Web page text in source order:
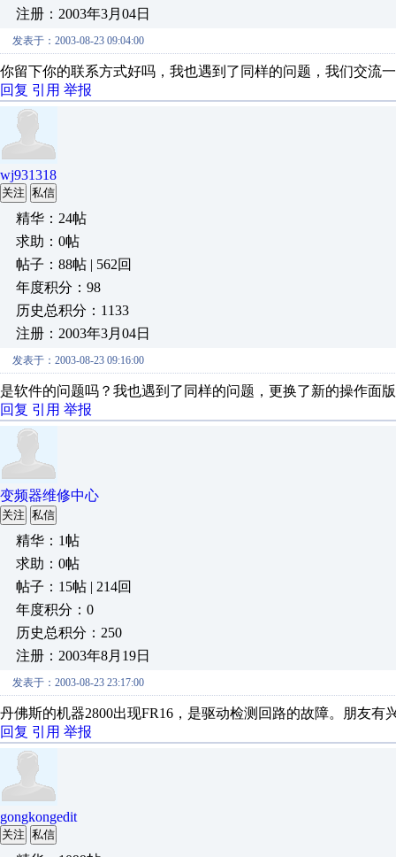
注册：2003年3月04日
发表于：2003-08-23 09:04:00
你留下你的联系方式好吗，我也遇到了同样的问题，我们交流
回复 引用 举报
wj931318
关注 私信
精华：24帖
求助：0帖
帖子：88帖 | 562回
年度积分：98
历史总积分：1133
注册：2003年3月04日
发表于：2003-08-23 09:16:00
是软件的问题吗？我也遇到了同样的问题，更换了新的操作面
回复 引用 举报
变频器维修中心
关注 私信
精华：1帖
求助：0帖
帖子：15帖 | 214回
年度积分：0
历史总积分：250
注册：2003年8月19日
发表于：2003-08-23 23:17:00
丹佛斯的机器2800出现FR16，是驱动检测回路的故障。朋友有
回复 引用 举报
gongkongedit
关注 私信